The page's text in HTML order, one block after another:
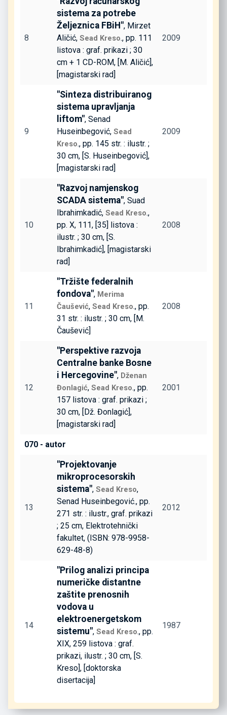
8
sistema za potrebe
Željeznica FBiH", Mirzet
Aličić, Sead Kreso., pp. 111
listova : graf. prikazi ; 30
cm + 1 CD-ROM, [M. Aličić],
[magistarski rad]
2009
9
"Sinteza distribuiranog
sistema upravljanja
liftom", Senad
Huseinbegović, Sead
Kreso., pp. 145 str. : ilustr. ;
30 cm, [S. Huseinbegović],
[magistarski rad]
2009
10
"Razvoj namjenskog
SCADA sistema", Suad
Ibrahimkadić, Sead Kreso.,
pp. X, 111, [35] listova :
ilustr. ; 30 cm, [S.
Ibrahimkadić], [magistarski
rad]
2008
11
"Tržište federalnih
fondova", Merima
Čaušević, Sead Kreso., pp.
31 str. : ilustr. ; 30 cm, [M.
Čaušević]
2008
12
"Perspektive razvoja
Centralne banke Bosne
i Hercegovine", Dženan
Đonlagić, Sead Kreso., pp.
157 listova : graf. prikazi ;
30 cm, [Dž. Đonlagić],
[magistarski rad]
2001
070 - autor
13
"Projektovanje
mikroprocesorskih
sistema", Sead Kreso,
Senad Huseinbegović., pp.
271 str. : ilustr., graf. prikazi
; 25 cm, Elektrotehnički
fakultet, (ISBN: 978-9958-
629-48-8)
2012
14
"Prilog analizi principa
numeričke distantne
zaštite prenosnih
vodova u
elektroenergetskom
sistemu", Sead Kreso., pp.
XIX, 259 listova : graf.
prikazi, ilustr. ; 30 cm, [S.
Kreso], [doktorska
disertacija]
1987